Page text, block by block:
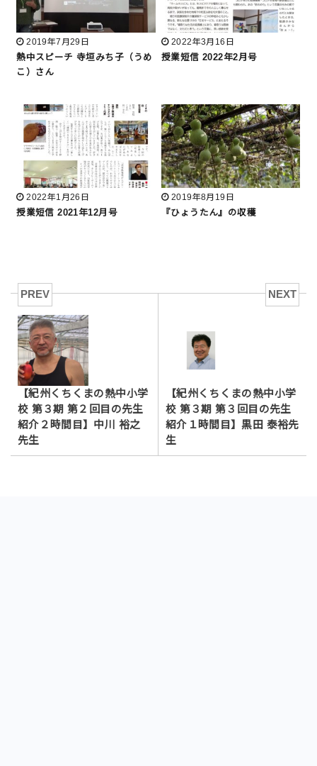
2019年7月29日
熱中スピーチ 寺垣みち子（うめ
こ）さん
2022年3月16日
授業短信 2022年2月号
2022年1月26日
授業短信 2021年12月号
2019年8月19日
『ひょうたん』の収穫
PREV
【紀州くちくまの熱中小学
校 第３期 第２回目の先生
紹介２時間目】中川 裕之
先生
NEXT
【紀州くちくまの熱中小学
校 第３期 第３回目の先生
紹介１時間目】黒田 泰裕先
生